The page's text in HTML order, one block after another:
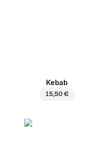
Kebab
15,50 €